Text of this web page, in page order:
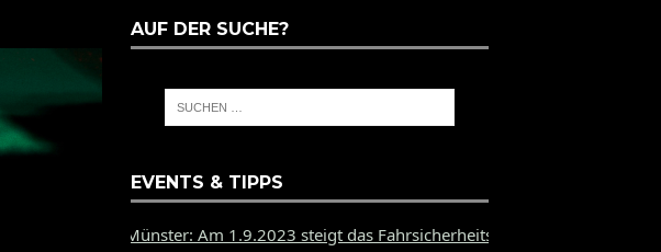
AUF DER SUCHE?
EVENTS & TIPPS
PZ Münster: Am 1.9.2023 steigt das Fahrsicherheitstraining des PZ Münster auf dem